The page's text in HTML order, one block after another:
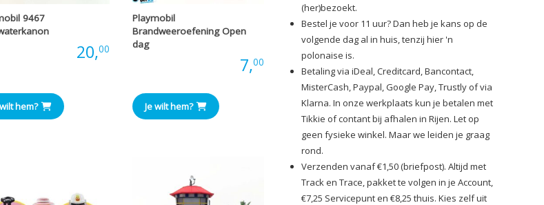
9467
20,00
hem?
Playmobil
Brandweeroefening Open
dag
7,00
Je wilt hem?
(her)bezoekt.
Bestel je voor 11 uur? Dan heb je kans op de
volgende dag al in huis, tenzij hier 'n
polonaise is.
Betaling via iDeal, Creditcard, Bancontact,
MisterCash, Paypal, Google Pay, Trustly of via
Klarna. In onze werkplaats kun je betalen met
Tikkie of contant bij afhalen in Rijen. Let op
geen fysieke winkel. Maar we leiden je graag
rond.
Verzenden vanaf €1,50 (briefpost). Altijd met
Track en Trace, pakket te volgen in je Account,
€7,25 Servicepunt en €8,25 thuis. Kies zelf uit